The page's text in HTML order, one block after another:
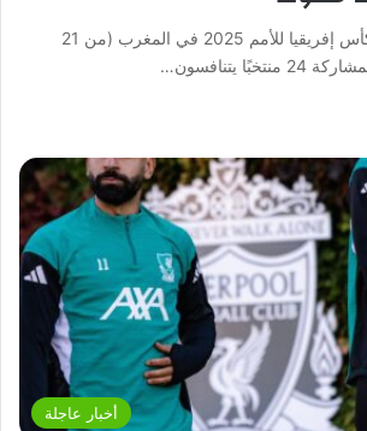
تنطلق بعد غًدًا بطولة كأس إفريقيا للأمم 2025 في المغرب (من 21
أخبار عاجلة